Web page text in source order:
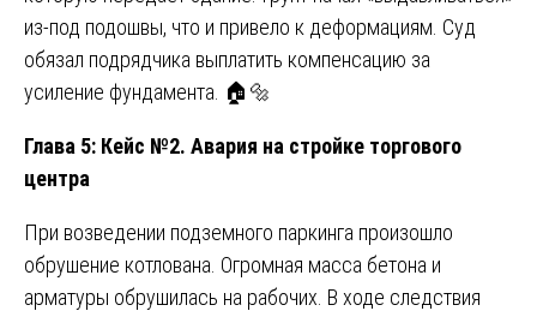
из-под подошвы, что и привело к деформациям. Суд
обязал подрядчика выплатить компенсацию за
усиление фундамента. 🏠🔩
Глава 5: Кейс №2. Авария на стройке торгового
центра
При возведении подземного паркинга произошло
обрушение котлована. Огромная масса бетона и
арматуры обрушилась на рабочих. В ходе следствия